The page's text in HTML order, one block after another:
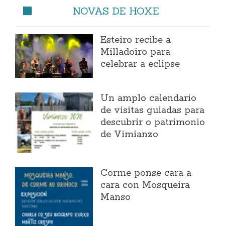
NOVAS DE HOXE
Esteiro recibe a
Milladoiro para
celebrar a eclipse
Un amplo calendario
de visitas guiadas para
descubrir o patrimonio
de Vimianzo
Corme ponse cara a
cara con Mosqueira
Manso